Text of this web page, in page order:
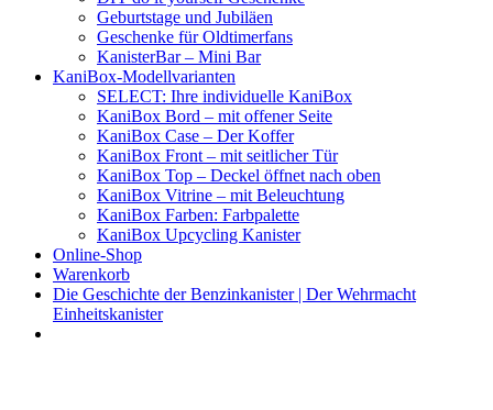
Geburtstage und Jubiläen
Geschenke für Oldtimerfans
KanisterBar – Mini Bar
KaniBox-Modellvarianten
SELECT: Ihre individuelle KaniBox
KaniBox Bord – mit offener Seite
KaniBox Case – Der Koffer
KaniBox Front – mit seitlicher Tür
KaniBox Top – Deckel öffnet nach oben
KaniBox Vitrine – mit Beleuchtung
KaniBox Farben: Farbpalette
KaniBox Upcycling Kanister
Online-Shop
Warenkorb
Die Geschichte der Benzinkanister | Der Wehrmacht
Einheitskanister